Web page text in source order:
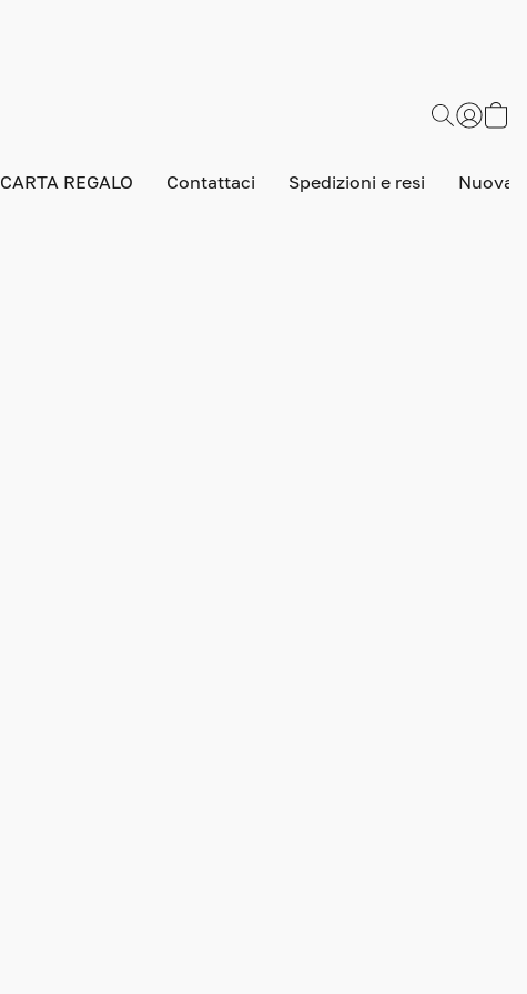
CARTA REGALO Contattaci Spedizioni e resi Nuova